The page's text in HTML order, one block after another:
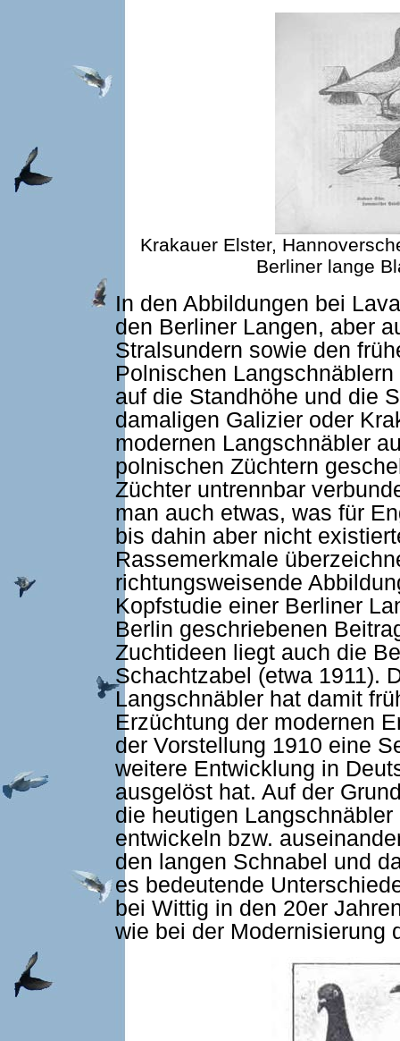
Krakauer Elster,
Berliner lange
In den Abbildungen bei
den Berliner Langen, aber
Stralsundern sowie den
Polnischen
auf die Standhöhe und die
damaligen Galizier oder
modernen Langschnäbler
polnischen Züchtern
Züchter untrennbar
man auch etwas, was für
bis dahin aber nicht
Rassemerkmale
richtungsweisende
Kopfstudie einer Berliner
Berlin geschriebenen
Zuchtideen liegt auch die
Schachtzabel (etwa 1911).
Langschnäbler hat damit
Erzüchtung der modernen
der Vorstellung 1910 eine
weitere Entwicklung in
ausgelöst hat. Auf der
die heutigen
entwickeln bzw.
den langen Schnabel und
es bedeutende
bei Wittig in den 20er
wie bei der Modernisierung